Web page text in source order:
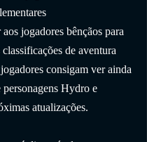
jogadores bênçãos para
de aventura
consigam ver ainda
personagens Hydro e
atualizações.